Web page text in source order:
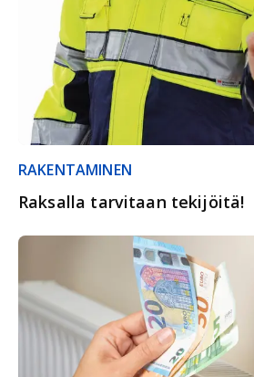
RAKENTAMINEN
Raksalla tarvitaan tekijöitä!